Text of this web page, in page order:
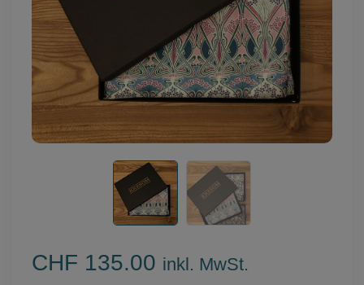
CHF 135.00 inkl. MwSt.